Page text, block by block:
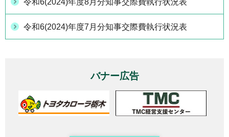
令和6(2024)年度8月分知事交際費執行状況表
令和6(2024)年度7月分知事交際費執行状況表
バナー広告